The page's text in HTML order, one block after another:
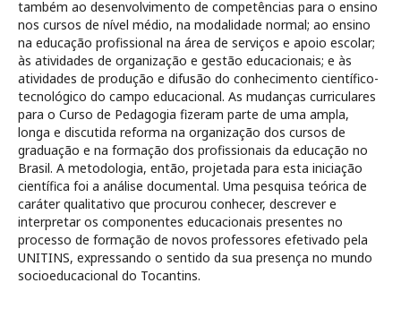
também ao desenvolvimento de competências para o ensino
nos cursos de nível médio, na modalidade normal; ao ensino
na educação profissional na área de serviços e apoio escolar;
às atividades de organização e gestão educacionais; e às
atividades de produção e difusão do conhecimento científico-
tecnológico do campo educacional. As mudanças curriculares
para o Curso de Pedagogia fizeram parte de uma ampla,
longa e discutida reforma na organização dos cursos de
graduação e na formação dos profissionais da educação no
Brasil. A metodologia, então, projetada para esta iniciação
científica foi a análise documental. Uma pesquisa teórica de
caráter qualitativo que procurou conhecer, descrever e
interpretar os componentes educacionais presentes no
processo de formação de novos professores efetivado pela
UNITINS, expressando o sentido da sua presença no mundo
socioeducacional do Tocantins.